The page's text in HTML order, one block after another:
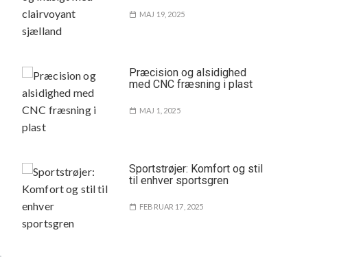
MAJ 19, 2025
Præcision og alsidighed
med CNC fræsning i plast
MAJ 1, 2025
Sportstrøjer: Komfort og stil
til enhver sportsgren
FEBRUAR 17, 2025